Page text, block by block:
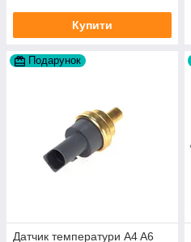
Купити
Подарунок
Датчик температури A4 A6